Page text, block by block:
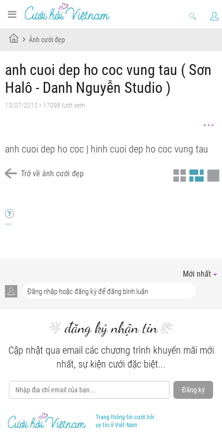
Ảnh cưới đẹp
anh cuoi dep ho coc vung tau ( Sơn
Halô - Danh Nguyễn Studio )
13/07/2015 • 17098 lượt xem
anh cuoi dep ho coc | hinh cuoi dep ho coc vung tau
Trở về ảnh cưới đẹp
anh cuoi dep vung tau ho coc (Sơn Halô - Danh Nguyen Studio )
anh cuoi dep ho coc vung tau
anh cuoi dep long hai ho coc vung tau
anh cuoi dep vung tau ho coc (Sơn Halô - Danh Nguyen Studio )
anh cuoi dep ho coc vung tau
anh cuoi dep long hai ho coc vung tau ( Sơn Halô - Danh Nguyễn Studio )
Mới nhất
đăng ký nhận tin
Cập nhật qua email các chương trình khuyến mãi mới
nhất, sự kiện cưới đặc biệt...
Đăng ký
Trang thông tin cưới hỏi
uy tín ở Việt Nam